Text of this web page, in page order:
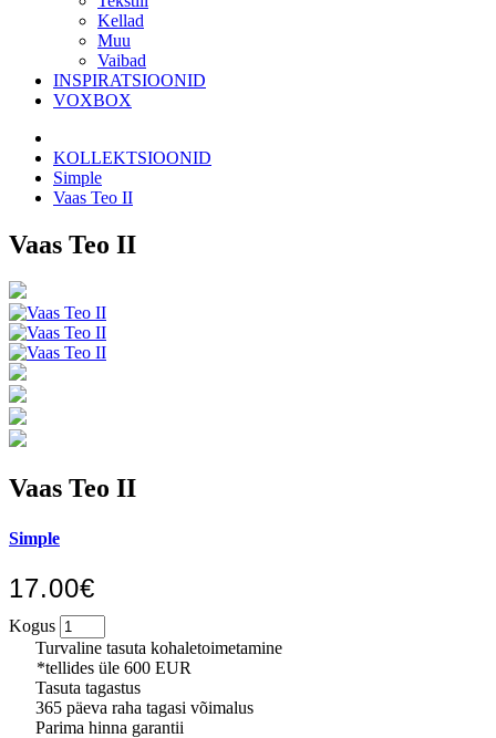
Kellad
Muu
Vaibad
INSPIRATSIOONID
VOXBOX
KOLLEKTSIOONID
Simple
Vaas Teo II
Vaas Teo II
Vaas Teo II
Simple
17.00€
Kogus
Turvaline tasuta kohaletoimetamine
*tellides üle 600 EUR
Tasuta tagastus
365 päeva raha tagasi võimalus
Parima hinna garantii